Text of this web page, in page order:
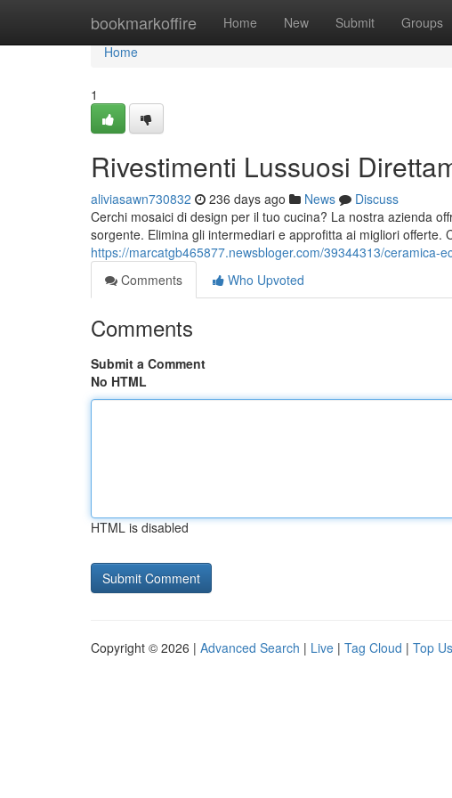
bookmarkoffire Home New Submit Groups
Home
Home
1
Rivestimenti Lussuosi
aliviasawn730832 236 days ago News
Discuss
Cerchi mosaici di design per il tuo cucina? La nostra azienda
sorgente. Elimina gli intermediari e approfitta ai migliori offerte.
https://marcatgb465877.newsbloger.com/39344313/ceramica-
Comments
Who Upvoted
Comments
Submit a Comment
No HTML
HTML is disabled
Copyright © 2026 | Advanced Search | Live | Tag Cloud | Top